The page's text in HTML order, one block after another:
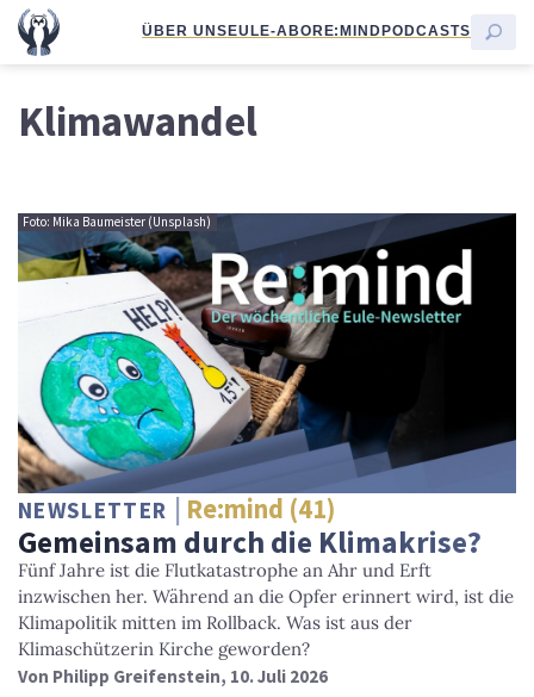
ÜBER UNSEULE-ABORE:MINDPODCASTS
Klimawandel
Foto: Mika Baumeister (Unsplash)
NEWSLETTER Re:mind (41)
Gemeinsam durch die Klimakrise?
Fünf Jahre ist die Flutkatastrophe an Ahr und Erft
inzwischen her. Während an die Opfer erinnert wird, ist die
Klimapolitik mitten im Rollback. Was ist aus der
Klimaschützerin Kirche geworden?
Von Philipp Greifenstein, 10. Juli 2026